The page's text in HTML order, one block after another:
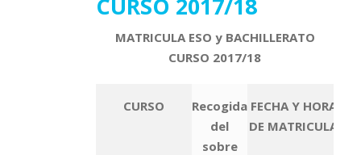
CURSO 2017/18
MATRICULA ESO y BACHILLERATO
CURSO 2017/18
CURSO
Recogida
del
sobre
FECHA Y HORA
DE MATRICULA